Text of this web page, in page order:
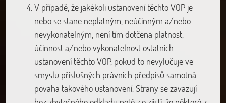
V případě, že jakékoli ustanovení těchto VOP je
nebo se stane neplatným, neúčinným a/nebo
nevykonatelným, není tím dotčena platnost,
účinnost a/nebo vykonatelnost ostatních
ustanovení těchto VOP, pokud to nevylučuje ve
smyslu příslušných právních předpisů samotná
povaha takového ustanovení. Strany se zavazují